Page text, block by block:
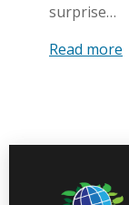
surprise…
Read more